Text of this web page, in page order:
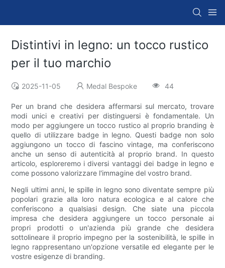
Distintivi in ​​legno: un tocco rustico
per il tuo marchio
2025-11-05 Medal Bespoke 44
Per un brand che desidera affermarsi sul mercato, trovare
modi unici e creativi per distinguersi è fondamentale. Un
modo per aggiungere un tocco rustico al proprio branding è
quello di utilizzare badge in legno. Questi badge non solo
aggiungono un tocco di fascino vintage, ma conferiscono
anche un senso di autenticità al proprio brand. In questo
articolo, esploreremo i diversi vantaggi dei badge in legno e
come possono valorizzare l'immagine del vostro brand.
Negli ultimi anni, le spille in legno sono diventate sempre più
popolari grazie alla loro natura ecologica e al calore che
conferiscono a qualsiasi design. Che siate una piccola
impresa che desidera aggiungere un tocco personale ai
propri prodotti o un'azienda più grande che desidera
sottolineare il proprio impegno per la sostenibilità, le spille in
legno rappresentano un'opzione versatile ed elegante per le
vostre esigenze di branding.